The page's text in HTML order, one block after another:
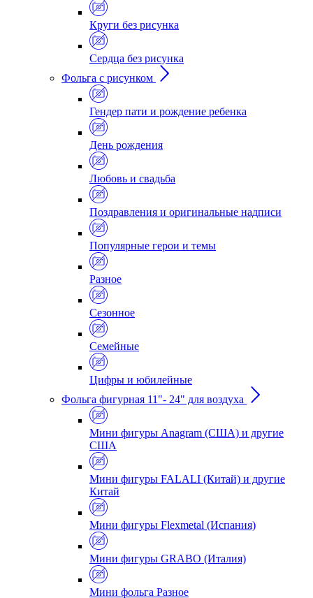
Круги без рисунка
Сердца без рисунка
Фольга с рисунком
Гендер пати и рождение ребенка
День рождения
Любовь и свадьба
Поздравления и оригинальные надписи
Популярные герои и темы
Разное
Сезонное
Семейные
Цифры и юбилейные
Фольга фигурная 11"- 24" для воздуха
Мини фигуры Anagram (США) и другие
США
Мини фигуры FALALI (Китай) и другие
Китай
Мини фигуры Flexmetal (Испания)
Мини фигуры GRABO (Италия)
Мини фольга Разное